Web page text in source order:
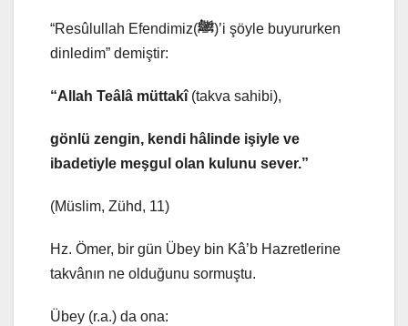
“Resûlullah Efendimiz(ﷺ)’i şöyle buyururken
dinledim” demiştir:
“Allah Teâlâ müttakî (takva sahibi),
gönlü zengin, kendi hâlinde işiyle ve
ibadetiyle meşgul olan kulunu sever.”
(Müslim, Zühd, 11)
Hz. Ömer, bir gün Übey bin Kâ’b Hazretlerine
takvânın ne olduğunu sormuştu.
Übey (r.a.) da ona: